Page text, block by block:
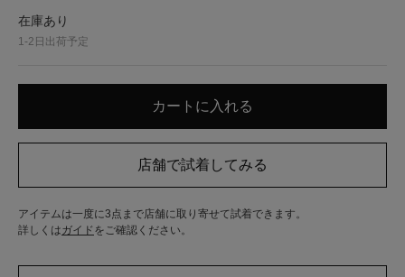
在庫あり
1-2日出荷予定
アイテムは一度に3点まで店舗に取り寄せて試着できます。
詳しくはガイド をご確認ください。